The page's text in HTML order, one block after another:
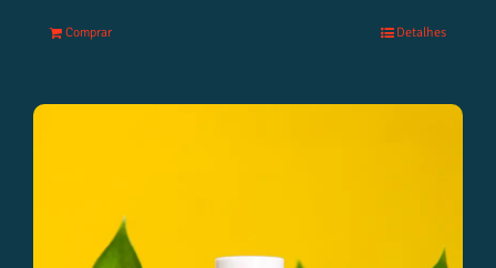
Comprar Detalhes